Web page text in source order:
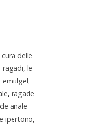
cura delle
ragadi,le
emulgel,
,ragade
anale
ipertono,